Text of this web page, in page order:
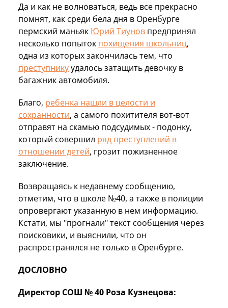
Да и как не волноваться, ведь все прекрасно
помнят, как среди бела дня в Оренбурге
пермский маньяк Юрий Тиунов предпринял
несколько попыток похищения школьниц,
одна из которых закончилась тем, что
преступникуудалось затащить девочку в
багажник автомобиля.
Благо, ребенка нашли в целости и
сохранности, а самого похитителя вот-вот
отправят на скамью подсудимых - подонку,
который совершил ряд преступлений в
отношении детей, грозит пожизненное
заключение.
Возвращаясь к недавнему сообщению,
отметим, что в школе №40, а также в полиции
опровергают указанную в нем информацию.
Кстати, мы "прогнали" текст сообщения через
поисковики, и выяснили, что он
распространялся не только в Оренбурге.
ДОСЛОВНО
Директор СОШ № 40 Роза Кузнецова: